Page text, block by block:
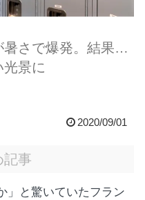
暑さで爆発。結果…
光景に
2020/09/01
記事
」と驚いていたフラン